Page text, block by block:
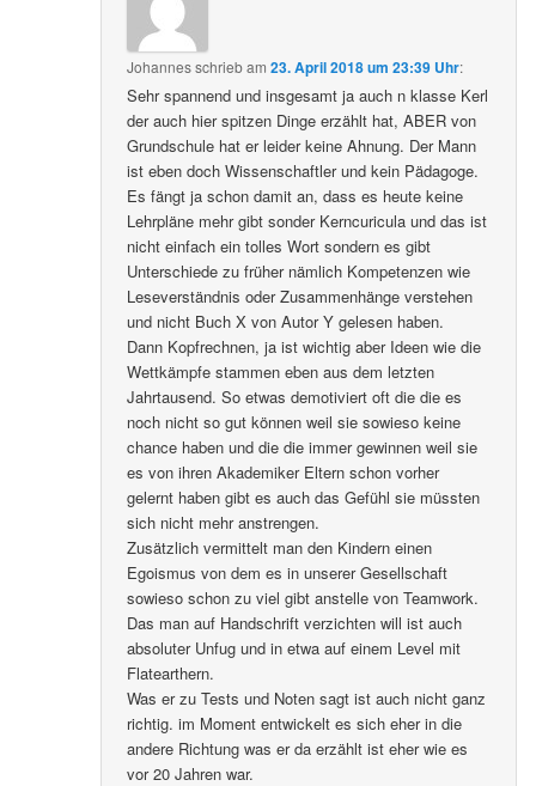
Johannesschriebam23. April 2018 um 23:39 Uhr:
Sehr spannend und insgesamt ja auch n klasse Kerl
der auch hier spitzen Dinge erzählt hat, ABER von
Grundschule hat er leider keine Ahnung. Der Mann
ist eben doch Wissenschaftler und kein Pädagoge.
Es fängt ja schon damit an, dass es heute keine
Lehrpläne mehr gibt sonder Kerncuricula und das ist
nicht einfach ein tolles Wort sondern es gibt
Unterschiede zu früher nämlich Kompetenzen wie
Leseverständnis oder Zusammenhänge verstehen
und nicht Buch X von Autor Y gelesen haben.
Dann Kopfrechnen, ja ist wichtig aber Ideen wie die
Wettkämpfe stammen eben aus dem letzten
Jahrtausend. So etwas demotiviert oft die die es
noch nicht so gut können weil sie sowieso keine
chance haben und die die immer gewinnen weil sie
es von ihren Akademiker Eltern schon vorher
gelernt haben gibt es auch das Gefühl sie müssten
sich nicht mehr anstrengen.
Zusätzlich vermittelt man den Kindern einen
Egoismus von dem es in unserer Gesellschaft
sowieso schon zu viel gibt anstelle von Teamwork.
Das man auf Handschrift verzichten will ist auch
absoluter Unfug und in etwa auf einem Level mit
Flatearthern.
Was er zu Tests und Noten sagt ist auch nicht ganz
richtig. im Moment entwickelt es sich eher in die
andere Richtung was er da erzählt ist eher wie es
vor 20 Jahren war.